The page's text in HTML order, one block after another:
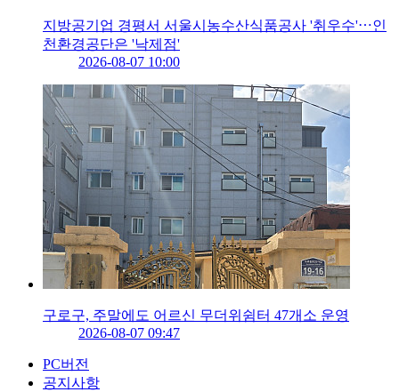
지방공기업 경평서 서울시농수산식품공사 '취우수'⋯인
천환경공단은 '낙제점'
2026-08-07 10:00
구로구, 주말에도 어르신 무더위쉼터 47개소 운영
2026-08-07 09:47
PC버전
공지사항